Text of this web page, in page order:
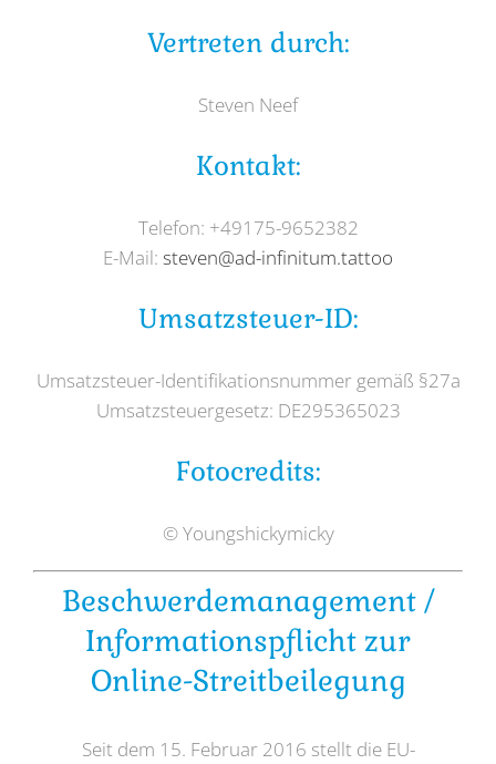
Vertreten durch:
Steven Neef
Kontakt:
Telefon: +49175-9652382
E-Mail: steven@ad-infinitum.tattoo
Umsatzsteuer-ID:
Umsatzsteuer-Identifikationsnummer gemäß §27a
Umsatzsteuergesetz: DE295365023
Fotocredits:
© Youngshickymicky
Beschwerdemanagement /
Informationspflicht zur
Online-Streitbeilegung
Seit dem 15. Februar 2016 stellt die EU-